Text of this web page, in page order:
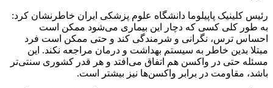
رئیس کلینیک پاپیلوما دانشگاه علوم پزشکی ایران خاطرنشان کرد:
به طور کلی کسی که دچار این بیماری می‌شود ممکن است
احساس ترس، نگرانی و شرمندگی کند و حتی ممکن است فرد
مبتلا بدین خاطر به سیستم بهداشت و درمان مراجعه نکند. این
مسئله حتی در واکسن هم اتفاق می‌افتد و هر قدر کشوری سنتی‌تر
باشد، مقاومت در برابر واکسن‌ها نیز بیشتر است.